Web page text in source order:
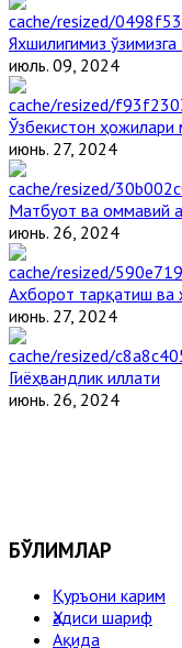
Яхшилигимиз
июль. 09, 2024
Ўзбекистон ҳожилари
июнь. 27, 2024
Матбуот ва оммавий
июнь. 26, 2024
Ахборот тарқатиш ва
июнь. 27, 2024
Гиёҳвандлик иллати
июнь. 26, 2024
БЎЛИМЛАР
Қуръони карим
Ҳадиси шариф
Ақида